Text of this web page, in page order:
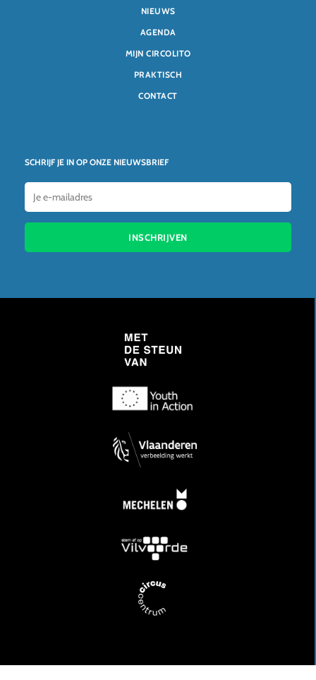
SCHRIJF JE IN OP ONZE NIEUWSBRIEF
INSCHRIJVEN
NIEUWS
AGENDA
MIJN CIRCOLITO
PRAKTISCH
CONTACT